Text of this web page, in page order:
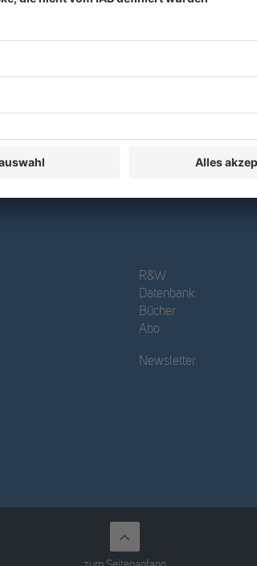
R&W
Datenbank
Bücher
Abo
Newsletter